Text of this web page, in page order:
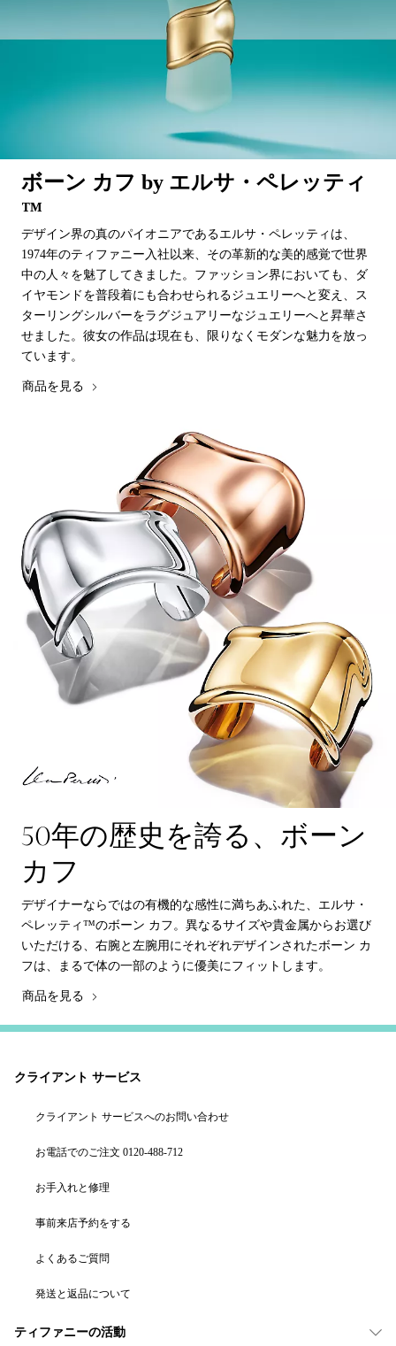
ボーン カフ by エルサ・ペレッティ
™
デザイン界の真のパイオニアであるエルサ・ペレッティは、
1974年のティファニー入社以来、その革新的な美的感覚で世界
中の人々を魅了してきました。ファッション界においても、ダ
イヤモンドを普段着にも合わせられるジュエリーへと変え、ス
ターリングシルバーをラグジュアリーなジュエリーへと昇華さ
せました。彼女の作品は現在も、限りなくモダンな魅力を放っ
ています。
商品を見る
50年の歴史を誇る、ボーン
カフ
デザイナーならではの有機的な感性に満ちあふれた、エルサ・
ペレッティ™のボーン カフ。異なるサイズや貴金属からお選び
いただける、右腕と左腕用にそれぞれデザインされたボーン カ
フは、まるで体の一部のように優美にフィットします。
商品を見る
クライアント サービス
クライアント サービスへのお問い合わせ
お電話でのご注文 0120-488-712
お手入れと修理
事前来店予約をする
よくあるご質問
発送と返品について
ティファニーの活動